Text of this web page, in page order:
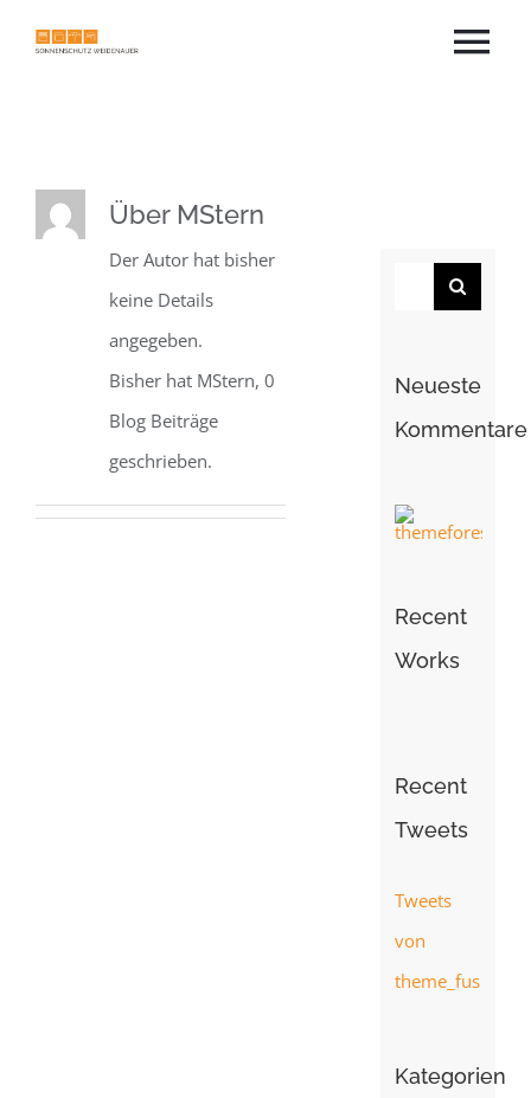
Inhalt
LeistungenÜber MStern
Der Autor hat bisher
keine Details
angegeben.
Bisher hat MStern, 0
Blog Beiträge
geschrieben.
Neueste
Kommentare
Recent
Works
Recent
Tweets
Tweets
von
theme_fusion
Kategorien